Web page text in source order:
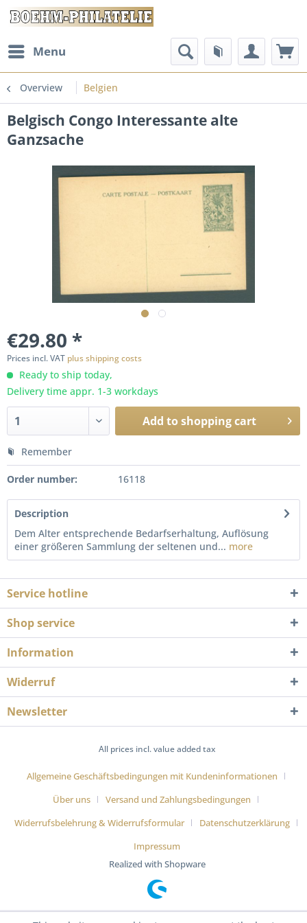
Menu
Overview Belgien
Belgisch Congo Interessante alte
Ganzsache
€29.80 *
Prices incl. VAT plus shipping costs
Ready to ship today,
Delivery time appr. 1-3 workdays
Add toshopping cart
Remember
Order number: 16118
Description
Dem Alter entsprechende Bedarfserhaltung, Auflösung
einer größeren Sammlung der seltenen und... more
Service hotline
Shop service
Information
Widerruf
Newsletter
All prices incl. value added tax
Allgemeine Geschäftsbedingungen mit Kundeninformationen
Über uns
Versand und Zahlungsbedingungen
Widerrufsbelehrung & Widerrufsformular
Datenschutzerklärung
Impressum
Realized with Shopware